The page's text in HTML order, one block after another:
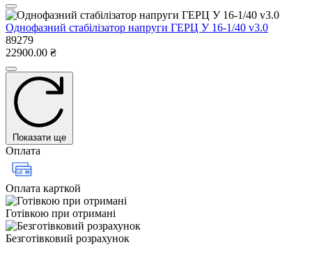
Однофазний стабілізатор напруги ГЕРЦ У 16-1/40 v3.0
89279
22900.00 ₴
Показати ще
Оплата
Оплата карткой
Готівкою при отримані
Безготівковий розрахунок